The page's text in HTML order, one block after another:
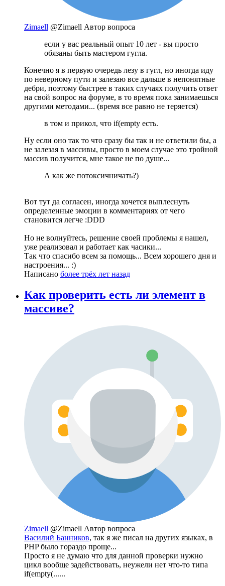
Zimaell @Zimaell Автор вопроса
если у вас реальный опыт 10 лет - вы просто
обязаны быть мастером гугла.
Конечно я в первую очередь лезу в гугл, но иногда иду
по неверному пути и залезаю все дальше в непонятные
дебри, поэтому быстрее в таких случаях получить ответ
на свой вопрос на форуме, в то время пока занимаешься
другими методами... (время все равно не теряется)
в том и прикол, что if(empty есть.
Ну если оно так то что сразу бы так и не ответили бы, а
не залезая в массивы, просто в моем случае это тройной
массив получится, мне такое не по душе...
А как же потоксичничать?)
Вот тут да согласен, иногда хочется выплеснуть
определенные эмоции в комментариях от чего
становится легче :DDD
Но не волнуйтесь, решение своей проблемы я нашел,
уже реализовал и работает как часики...
Так что спасибо всем за помощь... Всем хорошего дня и
настроения... :)
Написано более трёх лет назад
Как проверить есть ли элемент в
массиве?
Zimaell @Zimaell Автор вопроса
Василий Банников, так я же писал на других языках, в
PHP было гораздо проще...
Просто я не думаю что для данной проверки нужно
цикл вообще задействовать, неужели нет что-то типа
if(empty(......